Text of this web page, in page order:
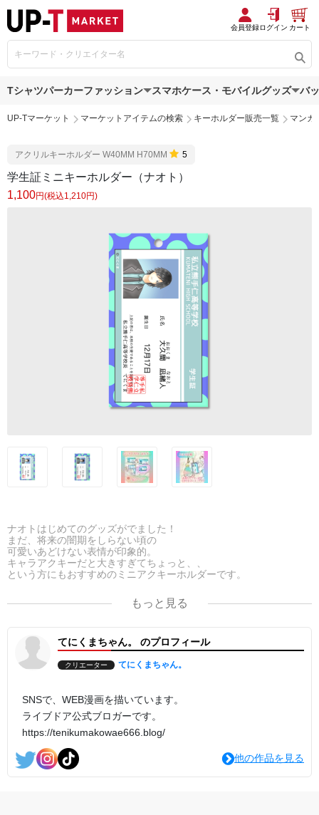
会員登録ログイン カート
Tシャツパーカーファッション スマホケース・モバイルグッズ バ
UP-Tマーケット マーケットアイテムの検索 キーホルダー販売一覧 マンガ
アクリルキーホルダー W40MM H70MM 5
学生証ミニキーホルダー（ナオト）
1,100円(税込1,210円)
ナオトはじめてのグッズがでました！
まだ、将来の闇期をしらない頃の
可愛いあどけない表情が印象的。
キャラアクキーだと大きすぎてちょっと、、
という方にもおすすめのミニアクキーホルダーです。
もっと見る
てにくまちゃん。 のプロフィール
クリエーター てにくまちゃん。
SNSで、WEB漫画を描いています。
ライブドア公式ブロガーです。
https://tenikumakowae666.blog/
他の作品を見る